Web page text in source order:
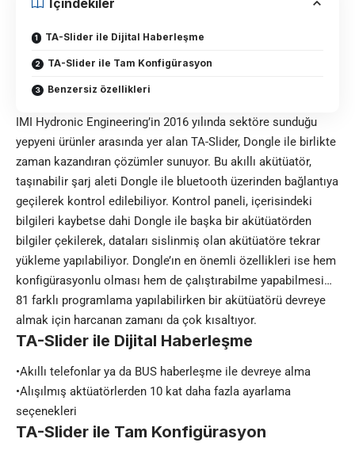
İçindekiler
TA-Slider ile Dijital Haberleşme
TA-Slider ile Tam Konfigürasyon
Benzersiz özellikleri
IMI Hydronic Engineering’in 2016 yılında sektöre sunduğu
yepyeni ürünler arasında yer alan TA-Slider, Dongle ile birlikte
zaman kazandıran çözümler sunuyor. Bu akıllı akütüatör,
taşınabilir şarj aleti Dongle ile bluetooth üzerinden bağlantıya
geçilerek kontrol edilebiliyor. Kontrol paneli, içerisindeki
bilgileri kaybetse dahi Dongle ile başka bir akütüatörden
bilgiler çekilerek, dataları sislinmiş olan akütüatöre tekrar
yükleme yapılabiliyor. Dongle’ın en önemli özellikleri ise hem
konfigürasyonlu olması hem de çalıştırabilme yapabilmesi…
81 farklı programlama yapılabilirken bir akütüatörü devreye
almak için harcanan zamanı da çok kısaltıyor.
TA-Slider ile Dijital Haberleşme
•Akıllı telefonlar ya da BUS haberleşme ile devreye alma
•Alışılmış aktüatörlerden 10 kat daha fazla ayarlama
seçenekleri
TA-Slider ile Tam Konfigürasyon